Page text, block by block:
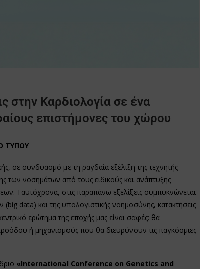
στην Καρδιολογία σε ένα
επιστήμονες του χώρου
ΤΥΠΟΥ
σε συνδυασμό με τη ραγδαία εξέλιξη της τεχνητής
των νοσημάτων από τους ειδικούς και ανάπτυξης
Ταυτόχρονα, στις παραπάνω εξελίξεις συμπυκνώνεται
data) και της υπολογιστικής νοημοσύνης, κατακτήσεις
ερώτημα της εποχής μας είναι σαφές: θα
ή μηχανισμούς που θα διευρύνουν τις παγκόσμιες
«International Conference on Genetics and